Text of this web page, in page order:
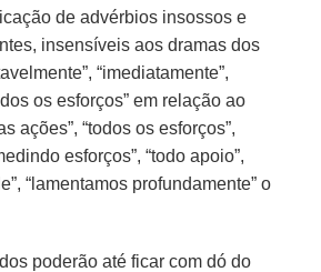
de advérbios insossos e
insensíveis aos dramas dos
“imediatamente”,
os esforços” em relação ao
ações”, “todos os esforços”,
esforços”, “todo apoio”,
“lamentamos profundamente” o
poderão até ficar com dó do